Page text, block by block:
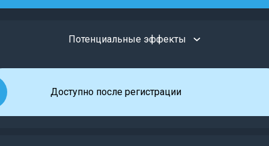
Потенциальные эффекты
Доступно после регистрации